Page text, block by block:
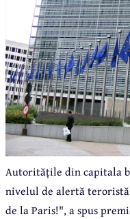
Autoritățile din capitala
nivelul de alertă
de la Paris!", a spus